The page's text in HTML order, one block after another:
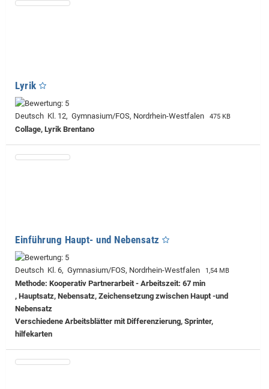
Lyrik
Deutsch Kl. 12, Gymnasium/FOS, Nordrhein-Westfalen 475 KB
Collage, Lyrik Brentano
Einführung Haupt- und Nebensatz
Deutsch Kl. 6, Gymnasium/FOS, Nordrhein-Westfalen 1,54 MB
Methode: Kooperativ Partnerarbeit - Arbeitszeit: 67 min
, Hauptsatz, Nebensatz, Zeichensetzung zwischen Haupt -und
Nebensatz
Verschiedene Arbeitsblätter mit Differenzierung, Sprinter,
hilfekarten